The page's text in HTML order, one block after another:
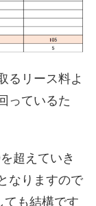
るリース料よ
っているた
超えていき
なりますので
ても結構です